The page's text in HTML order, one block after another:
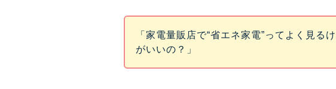
「家電量販店で“省エネ家電”ってよく見る
がいいの？」